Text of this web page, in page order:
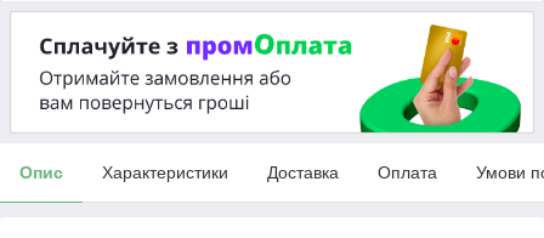
Опис Характеристики Доставка Оплата Умови